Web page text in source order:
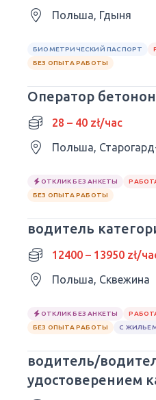
Польша, Гдыня
БИОМЕТРИЧЕСКИЙ ПАСПОРТ
БЕЗ ОПЫТА РАБОТЫ
Оператор
28 – 40 zł/час
Польша,
ОТКЛИК БЕЗ АНКЕТЫ
БЕЗ ОПЫТА РАБОТЫ
водитель
12400 – 13950 zł/
Польша, Сквежина
ОТКЛИК БЕЗ АНКЕТЫ
БЕЗ ОПЫТА РАБОТЫ
С
водитель/
удостоверением